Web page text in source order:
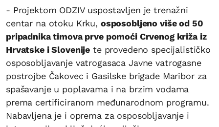
- Projektom ODZIV uspostavljen je trenažni
centar na otoku Krku, osposobljeno više od 50
pripadnika timova prve pomoći Crvenog križa iz
Hrvatske i Slovenije te provedeno specijalističko
osposobljavanje vatrogasaca Javne vatrogasne
postrojbe Čakovec i Gasilske brigade Maribor za
spašavanje u poplavama i na brzim vodama
prema certificiranom međunarodnom programu.
Nabavljena je i oprema za osposobljavanje i